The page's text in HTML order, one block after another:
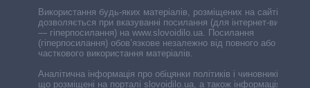
Використання будь-яких матеріалів, розміщених на сайті,
дозволяється при вказуванні посилання (для інтернет-видань
— гіперпосилання) на www.slovoidilo.ua. Посилання
(гіперпосилання) обов’язкове незалежно від повного або
часткового використання матеріалів.
Аналітична інформація про обіцянки політиків і чиновників,
що розміщені на порталі slovoidilo.ua, а також інформація про